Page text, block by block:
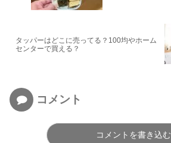
タッパーはどこに売ってる？100均やホーム
センターで買える？
コメント
コメントを書き込む